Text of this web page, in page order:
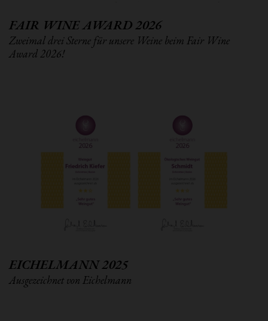
FAIR WINE AWARD 2026
Zweimal drei Sterne für unsere Weine beim Fair Wine
Award 2026!
EICHELMANN 2025
Ausgezeichnet von Eichelmann